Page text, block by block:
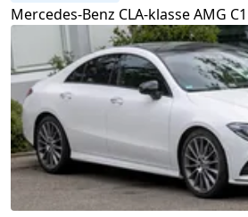
Mercedes-Benz CLA-klasse AMG